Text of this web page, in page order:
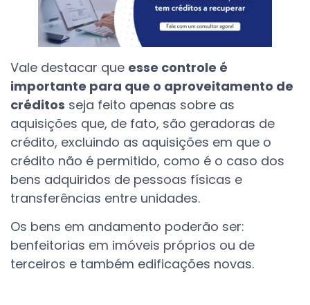
Vale destacar que esse controle é
importante para que o aproveitamento de
créditos seja feito apenas sobre as
aquisições que, de fato, são geradoras de
crédito, excluindo as aquisições em que o
crédito não é permitido, como é o caso dos
bens adquiridos de pessoas físicas e
transferências entre unidades.
Os bens em andamento poderão ser:
benfeitorias em imóveis próprios ou de
terceiros e também edificações novas.